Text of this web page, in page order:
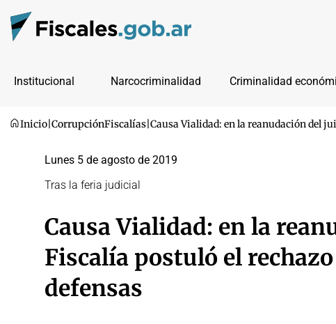
Institucional Narcocriminalidad Criminalidad
Inicio CorrupciónFiscalías Causa Vialidad: en la reanudación del
Lunes 5 de agosto de 2019
Tras la feria judicial
Causa Vialidad: en la
Fiscalía postuló el
defensas